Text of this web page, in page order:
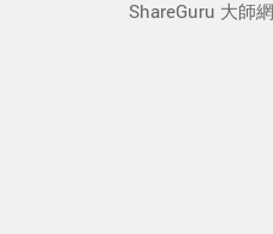
ShareGuru 大師網